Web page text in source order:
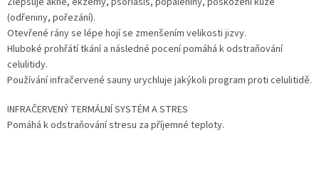
(odřeniny, pořezání).
Otevřené rány se lépe hojí se zmenšením velikosti jizvy.
Hluboké prohřátí tkání a následné pocení pomáhá k odstraňování
celulitidy.
Používání infračervené sauny urychluje jakýkoli program proti celulitidě.
INFRAČERVENÝ TERMÁLNÍ SYSTÉM A STRES
Pomáhá k odstraňování stresu za příjemné teploty.